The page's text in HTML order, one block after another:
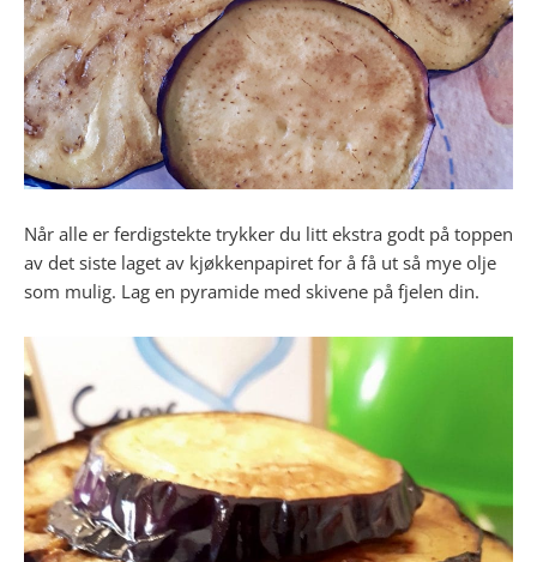
Når alle er ferdigstekte trykker du litt ekstra godt på toppen
av det siste laget av kjøkkenpapiret for å få ut så mye olje
som mulig. Lag en pyramide med skivene på fjelen din.